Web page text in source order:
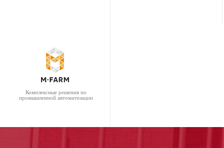
Комплексные решения по
промышленной автоматизации